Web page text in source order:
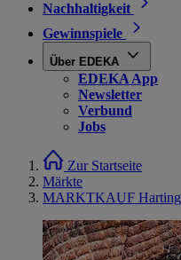
Nachhaltigkeit
Gewinnspiele
Über EDEKA
EDEKA App
Newsletter
Verbund
Jobs
Zur Startseite
Märkte
MARKTKAUF Harting